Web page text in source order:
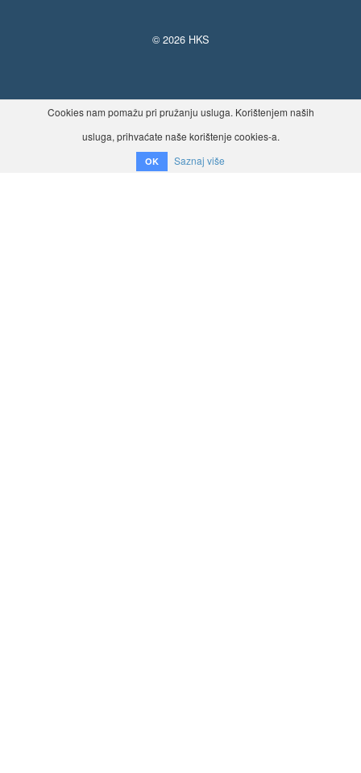
© 2026 HKS
Cookies nam pomažu pri pružanju usluga. Korištenjem naših
usluga, prihvaćate naše korištenje cookies-a.
OK Saznaj više